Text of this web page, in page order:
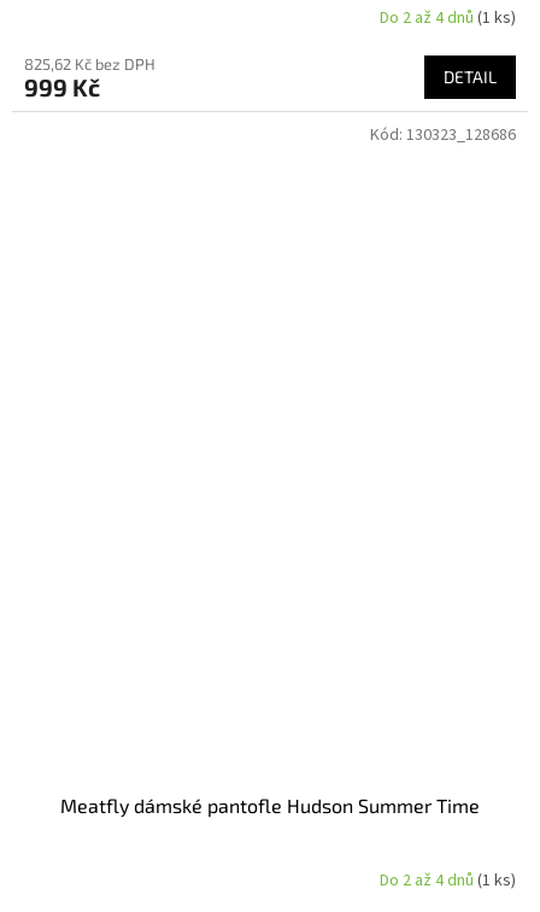
Do 2 až 4 dnů (1 ks)
825,62 Kč bez DPH
999 Kč DETAIL
Meatfly dámské pantofle Hudson Summer Time
Do 2 až 4 dnů (1 ks)
Kód: 130323_128686